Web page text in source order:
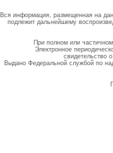
Вся информация, размещенная на
подлежит дальнейшему
При полном или
Электронное
свидетельство
Выдано Федеральной службой по